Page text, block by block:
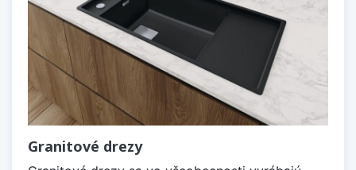
Granitové drezy